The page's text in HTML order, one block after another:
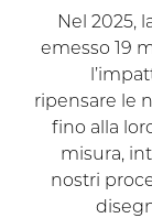
Nel 2025,
emesso 19
ripensare le
fino alla
misura,
nostri